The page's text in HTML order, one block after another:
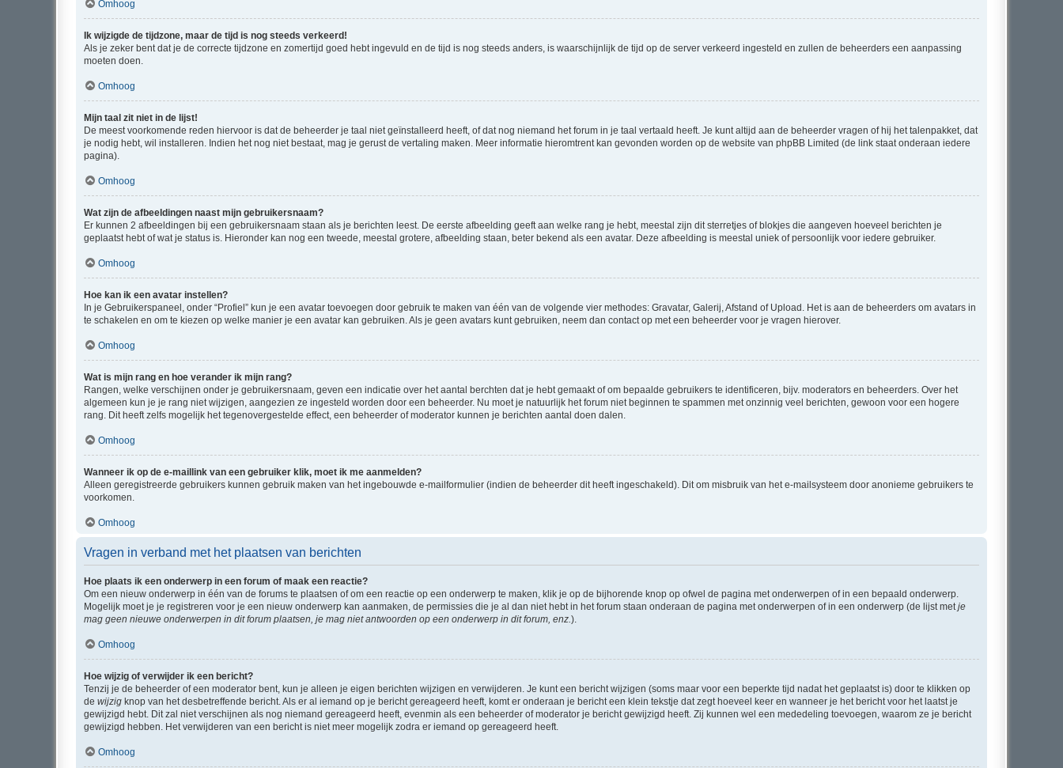
Omhoog
Ik wijzigde de tijdzone, maar de tijd is nog steeds verkeerd!
Als je zeker bent dat je de correcte tijdzone en zomertijd goed hebt ingevuld en de tijd is nog steeds anders, is waarschijnlijk de tijd op de server verkeerd ingesteld en zullen de beheerders een aanpassing
moeten doen.
Omhoog
Mijn taal zit niet in de lijst!
De meest voorkomende reden hiervoor is dat de beheerder je taal niet geïnstalleerd heeft, of dat nog niemand het forum in je taal vertaald heeft. Je kunt altijd aan de beheerder vragen of hij het talenpakket, dat
je nodig hebt, wil installeren. Indien het nog niet bestaat, mag je gerust de vertaling maken. Meer informatie hieromtrent kan gevonden worden op de website van phpBB Limited (de link staat onderaan iedere
pagina).
Omhoog
Wat zijn de afbeeldingen naast mijn gebruikersnaam?
Er kunnen 2 afbeeldingen bij een gebruikersnaam staan als je berichten leest. De eerste afbeelding geeft aan welke rang je hebt, meestal zijn dit sterretjes of blokjes die aangeven hoeveel berichten je
geplaatst hebt of wat je status is. Hieronder kan nog een tweede, meestal grotere, afbeelding staan, beter bekend als een avatar. Deze afbeelding is meestal uniek of persoonlijk voor iedere gebruiker.
Omhoog
Hoe kan ik een avatar instellen?
In je Gebruikerspaneel, onder “Profiel” kun je een avatar toevoegen door gebruik te maken van één van de volgende vier methodes: Gravatar, Galerij, Afstand of Upload. Het is aan de beheerders om avatars in
te schakelen en om te kiezen op welke manier je een avatar kan gebruiken. Als je geen avatars kunt gebruiken, neem dan contact op met een beheerder voor je vragen hierover.
Omhoog
Wat is mijn rang en hoe verander ik mijn rang?
Rangen, welke verschijnen onder je gebruikersnaam, geven een indicatie over het aantal berchten dat je hebt gemaakt of om bepaalde gebruikers te identificeren, bijv. moderators en beheerders. Over het
algemeen kun je je rang niet wijzigen, aangezien ze ingesteld worden door een beheerder. Nu moet je natuurlijk het forum niet beginnen te spammen met onzinnig veel berichten, gewoon voor een hogere
rang. Dit heeft zelfs mogelijk het tegenovergestelde effect, een beheerder of moderator kunnen je berichten aantal doen dalen.
Omhoog
Wanneer ik op de e-maillink van een gebruiker klik, moet ik me aanmelden?
Alleen geregistreerde gebruikers kunnen gebruik maken van het ingebouwde e-mailformulier (indien de beheerder dit heeft ingeschakeld). Dit om misbruik van het e-mailsysteem door anonieme gebruikers te
voorkomen.
Omhoog
Vragen in verband met het plaatsen van berichten
Hoe plaats ik een onderwerp in een forum of maak een reactie?
Om een nieuw onderwerp in één van de forums te plaatsen of om een reactie op een onderwerp te maken, klik je op de bijhorende knop op ofwel de pagina met onderwerpen of in een bepaald onderwerp.
Mogelijk moet je je registreren voor je een nieuw onderwerp kan aanmaken, de permissies die je al dan niet hebt in het forum staan onderaan de pagina met onderwerpen of in een onderwerp (de lijst metje
mag geen nieuwe onderwerpen in dit forum plaatsen, je mag niet antwoorden op een onderwerp in dit forum, enz.).
Omhoog
Hoe wijzig of verwijder ik een bericht?
Tenzij je de beheerder of een moderator bent, kun je alleen je eigen berichten wijzigen en verwijderen. Je kunt een bericht wijzigen (soms maar voor een beperkte tijd nadat het geplaatst is) door te klikken op
de wijzig knop van het desbetreffende bericht. Als er al iemand op je bericht gereageerd heeft, komt er onderaan je bericht een klein tekstje dat zegt hoeveel keer en wanneer je het bericht voor het laatst je
gewijzigd hebt. Dit zal niet verschijnen als nog niemand gereageerd heeft, evenmin als een beheerder of moderator je bericht gewijzigd heeft. Zij kunnen wel een mededeling toevoegen, waarom ze je bericht
gewijzigd hebben. Het verwijderen van een bericht is niet meer mogelijk zodra er iemand op gereageerd heeft.
Omhoog